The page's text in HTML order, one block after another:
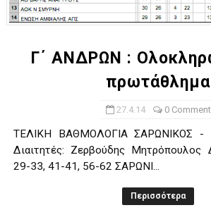
ΧΡΟΝΙΑ ΠΟΛΛΑ ΣΤΟ ΕΛΛΗΝΙΚΟ
Ο δρόμος για τον 29ο τελικό
U21: Τεράστια πρόκριση για τον
Γ΄ανδρών play offs : "Σκληρό" καρύδι η
Play off B εφήβων Β φάση Στο f4 ΑΕ
Γ΄ ΑΝΔΡΩΝ :
πρωτάθλημα
27.4.14 0
ΤΕΛΙΚΗ ΒΑΘΜΟΛΟΓΙΑ ΣΑΡΩΝΙΚΟΣ -
Διαιτητές: Ζερβούδης
29-33, 41-41, 56-62 ΣΑΡΩΝΙ...
Περισσότερα